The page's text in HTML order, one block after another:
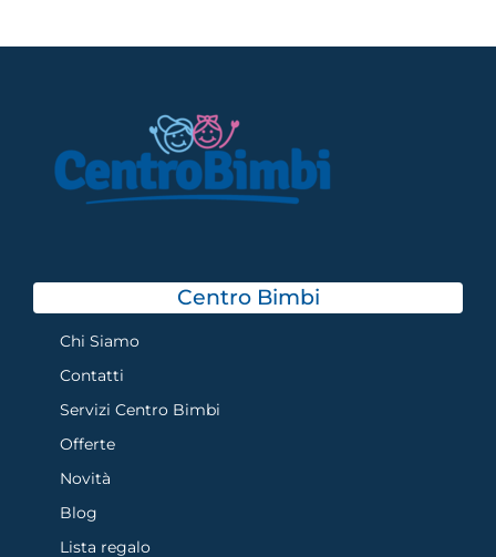
Centro Bimbi
Chi Siamo
Contatti
Servizi Centro Bimbi
Offerte
Novità
Blog
Lista regalo